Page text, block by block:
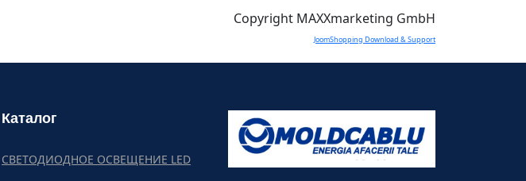
Copyright MAXXmarketing GmbH
JoomShopping Download & Support
Каталог
СВЕТОДИОДНОЕ ОСВЕЩЕНИЕ LED